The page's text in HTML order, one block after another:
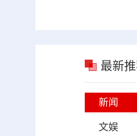
最新
新闻
文娱